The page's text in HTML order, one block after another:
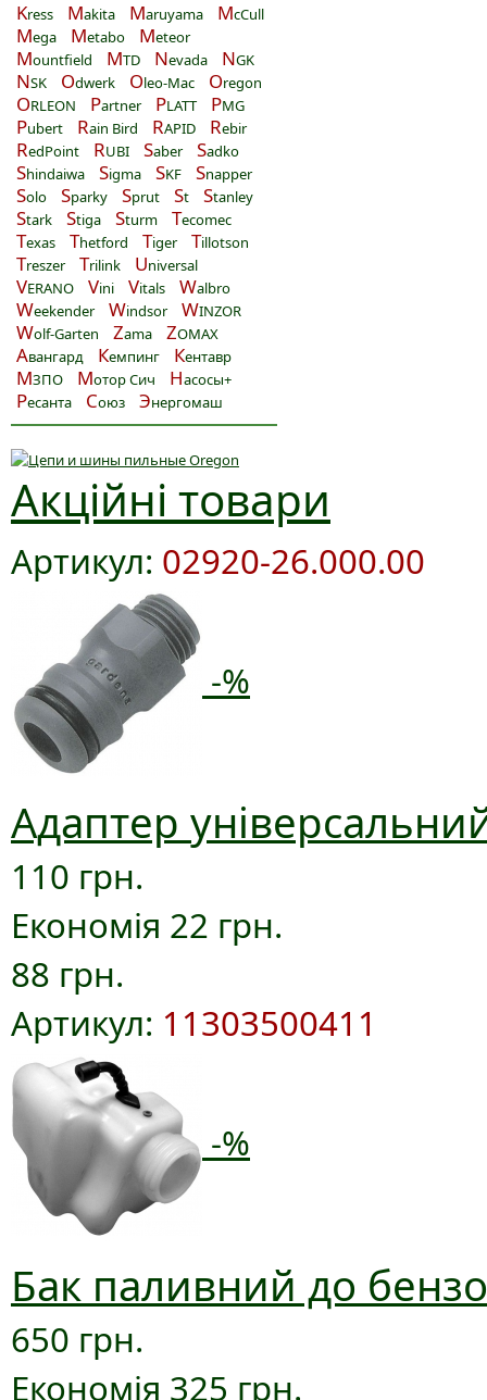
Kress Makita Maruyama McCull
Mega Metabo Meteor
Mountfield MTD Nevada NGK
NSK Odwerk Oleo-Mac Oregon
ORLEON Partner PLATT PMG
Pubert Rain Bird RAPID Rebir
RedPoint RUBI Saber Sadko
Shindaiwa Sigma SKF Snapper
Solo Sparky Sprut St Stanley
Stark Stiga Sturm Tecomec
Texas Thetford Tiger Tillotson
Treszer Trilink Universal
VERANO Vini Vitals Walbro
Weekender Windsor WINZOR
Wolf-Garten Zama ZOMAX
Авангард Кемпинг Кентавр
МЗПО Мотор Сич Насосы+
Ресанта Союз Энергомаш
Акційні товари
Артикул: 02920-26.000.00
-%
Адаптер
110 грн.
Економія 22 грн.
88 грн.
Артикул: 11303500411
-%
Бак паливний до
650 грн.
Економія 325 грн.